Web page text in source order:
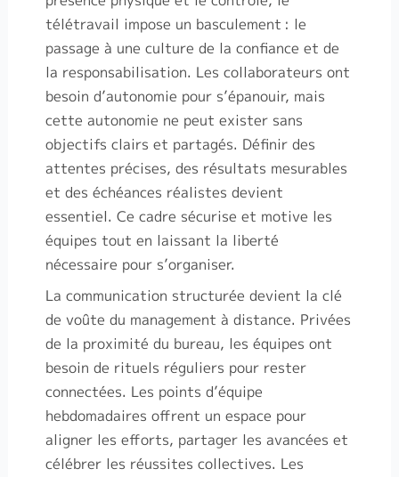
télétravail impose un basculement : le
passage à une culture de la confiance et de
la responsabilisation. Les collaborateurs ont
besoin d’autonomie pour s’épanouir, mais
cette autonomie ne peut exister sans
objectifs clairs et partagés. Définir des
attentes précises, des résultats mesurables
et des échéances réalistes devient
essentiel. Ce cadre sécurise et motive les
équipes tout en laissant la liberté
nécessaire pour s’organiser.
La communication structurée devient la clé
de voûte du management à distance. Privées
de la proximité du bureau, les équipes ont
besoin de rituels réguliers pour rester
connectées. Les points d’équipe
hebdomadaires offrent un espace pour
aligner les efforts, partager les avancées et
célébrer les réussites collectives. Les